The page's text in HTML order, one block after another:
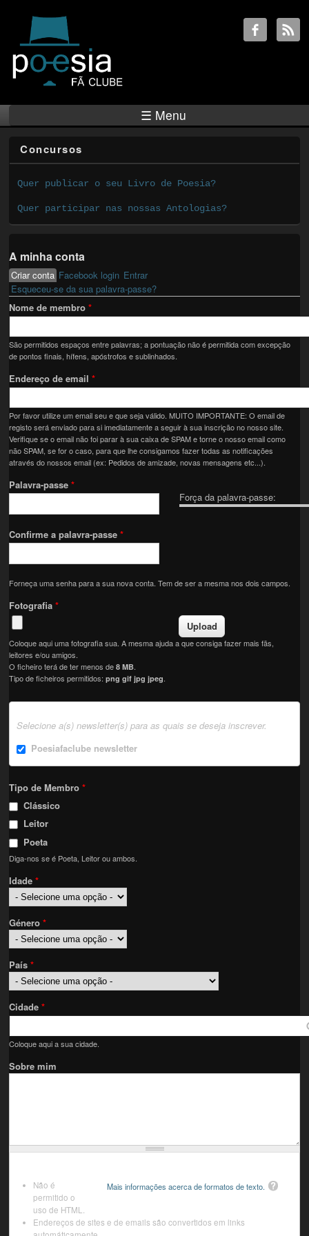
☰ Menu
Concursos
Quer publicar o seu Livro de Poesia?
Quer participar nas nossas Antologias?
A minha conta
Primary tabs
Criar conta (active tab)
Facebook login Entrar
Esqueceu-se da sua palavra-passe?
Nome de membro*
São permitidos espaços entre palavras; a pontuação não é permitida com excepção
de pontos finais, hífens, apóstrofos e sublinhados.
Endereço de email*
Por favor utilize um email seu e que seja válido. MUITO IMPORTANTE: O email de
registo será enviado para si imediatamente a seguir à sua inscrição no nosso site.
Verifique se o email não foi parar à sua caixa de SPAM e torne o nosso email como
não SPAM, se for o caso, para que lhe consigamos fazer todas as notificações
através do nossos email (ex: Pedidos de amizade, novas mensagens etc...).
Força da palavra-passe:
Palavra-passe*
Confirme a palavra-passe*
Forneça uma senha para a sua nova conta. Tem de ser a mesma nos dois campos.
Fotografia*
Coloque aqui uma fotografia sua. A mesma ajuda a que consiga fazer mais fãs,
leitores e/ou amigos.
O ficheiro terá de ter menos de8 MB
Tipo de ficheiros permitidos:png gif jpg jpeg
Selecione a(s) newsletter(s) para as quais se deseja inscrever.
Poesiafaclube newsletter
Tipo de Membro*
Clássico
Leitor
Poeta
Diga-nos se é Poeta, Leitor ou ambos.
Idade*
Género*
País*
Cidade*
Coloque aqui a sua cidade.
Sobre mim
Mais informações acerca de formatos de texto.
Não é
permitido o
uso de HTML.
Endereços de sites e de emails são convertidos em links